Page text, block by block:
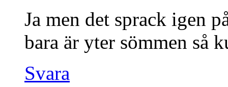
Ja men det sprack igen
bara är yter sömmen så
Svara